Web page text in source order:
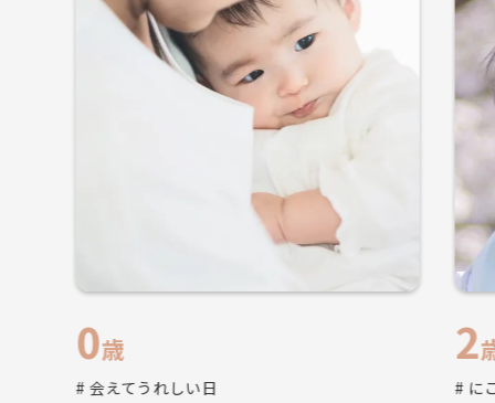
0歳
# 会えてうれしい日
2
# に